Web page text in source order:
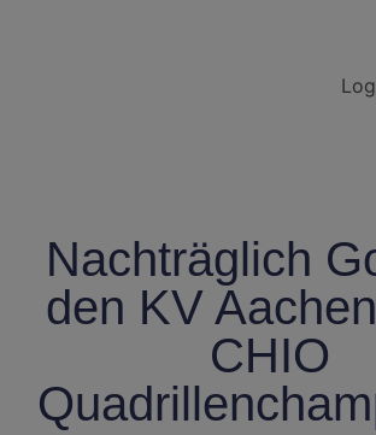
Nachträglich
den KV
CHIO